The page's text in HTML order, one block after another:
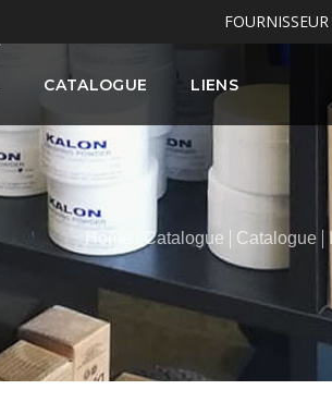
CATALOGUE LIENS
Home Catalogue Catalogue